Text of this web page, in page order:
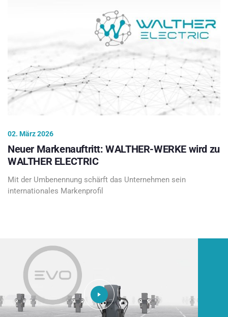
02. März 2026
Neuer Markenauftritt: WALTHER-WERKE wird zu
WALTHER ELECTRIC
Mit der Umbenennung schärft das Unternehmen sein
internationales Markenprofil